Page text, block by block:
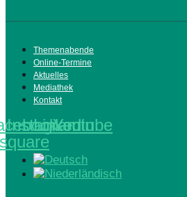
Themenabende
Online-Termine
Aktuelles
Mediathek
Kontakt
square
Instagram
Linkedin
Youtube